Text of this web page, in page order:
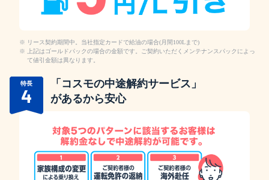
リース契約期間中。当社指定カードで給油の場合(月間100Lまで)
上記はゴールドパックの場合の金額です。ご契約いただくメンテナンスパックによっ
て値引金額は異なります。
特長
4
「コスモの中途解約サービス」
があるから安心